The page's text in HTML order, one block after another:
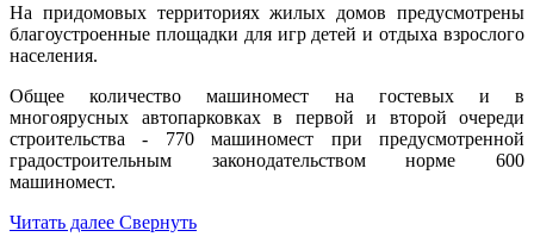
На придомовых территориях жилых домов предусмотрены
благоустроенные площадки для игр детей и отдыха взрослого
населения.
Общее количество машиномест на гостевых и в
многоярусных автопарковках в первой и второй очереди
строительства - 770 машиномест при предусмотренной
градостроительным законодательством норме 600
машиномест.
Читать далее Свернуть